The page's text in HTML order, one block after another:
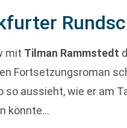
mit Tilman Rammstedt
Fortsetzungsroman
so aussieht, wie er am
könnte…